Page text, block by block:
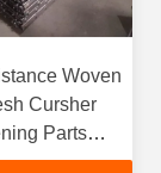
Woven
Cursher
Parts